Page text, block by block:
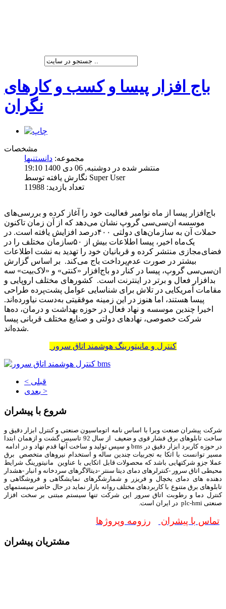
باج افزار پیسا و کسب و کارهای
نگران
مشخصات
مجموعه: دانستنیها
منتشر شده در دوشنبه, 06 دی 1400 19:10
نگارش یافته توسط Super User
تعداد بازدید: 11988
باج‌افزار پیسا از ‌ماه نوامبر فعالیت خود را آغاز کرده و بررسی‌‌‌‌‌‌‌‌های
موسسه ان‌سی‌سی گروپ نشان می‌دهد که از آن زمان تاکنون
حملات آن به سازمان‌های دولتی ۴۰۰‌درصد افزایش یافته است. در
یک‌ماه اخیر، پیسا اطلاعات بیش از ۵۰سازمان مختلف را در
فضای‌مجازی منتشر کرده و قربانیان خود را تهدید به نشت اطلاعات
بیشتر در صورت عدم‌پرداخت باج می‌کند. بر اساس گزارش
ان‌سی‌سی گروپ، پیسا در کنار دو باج‌افزار «کنتی» و «لاک‌‌‌‌‌‌‌‌بیت» سه
بدافزار فعال و برتر در اینترنت است. کشورهای مختلف اروپایی و
مقامات آمریکایی در تلاش برای شناسایی عوامل پشت‌پرده طراحی
پیسا هستند، اما هنوز در این زمینه موفقیتی به‌دست نیاورده‌‌‌‌‌‌‌‌اند.
اخیرا چندین موسسه و نهاد فعال در حوزه بهداشت و درمان، ده‌‌‌‌‌‌‌‌ها
شرکت خصوصی، نهادهای دولتی و صنایع مختلف قربانی پیسا
شده‌اند.
کنترل و مانیتورینگ هوشمند اتاق سرور
< قبلی
بعدی >
شروع با پیشران
شرکت پیشران صنعت ویرا با اساس نامه اتوماسیون صنعتی و کنترل ابزار دقیق و
ساخت تابلوهای برق فشار قوی و ضعیف از سال 92 تاسیس گشت و ازهمان ابتدا
در حوزه کاربرد ابزار دقیق در bms و سپس تولید و ساخت آنها قدم نهاد و در ادامه
مسیر توانست با اتکا به تجربیات چندین ساله و استخدام نیروهای متخصص برق
عملا جزو شرکتهایی باشد که محصولات قابل اتکایی با عناوین مانیتورینگ شرایط
محیطی اتاق سرور -کنترلرهای دمای دیتا سنتر -دیتالاگرهای سردخانه و انبار -هشدار
دهنده های دمای یخچال و فریزر و شمارشگرهای نمایشگاهی و فروشگاهی و
تابلوهای برق متنوع با کاربردهای مختلف روانه بازار نماید در حال حاضر سیستمهای
کنترل دما و رطوبت اتاق سرور این شرکت تنها سیستم مبتنی بر سخت افزار
صنعتی plc-hmi در ایران است.
تماس با پیشران رزومه وپروژها
مشتریان پیشران